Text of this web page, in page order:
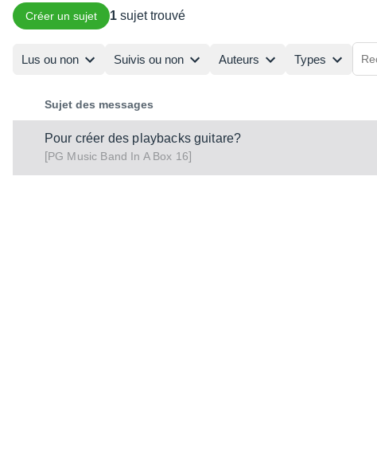
Créer un sujet 1 sujet trouvé
Lus ou non Suivis ou non Auteurs Types
Sujet des messages
Pour créer des playbacks guitare?
[PG Music Band In A Box 16]